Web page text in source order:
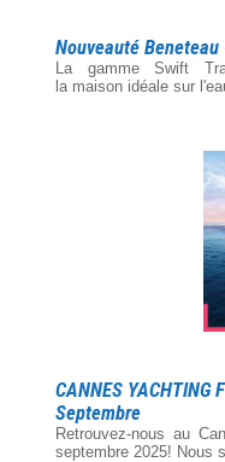
Nouveauté
La gamme Swift
la maison idéale sur
CANNES YACHTING
Septembre
Retrouvez-nous au
septembre 2025! Nous